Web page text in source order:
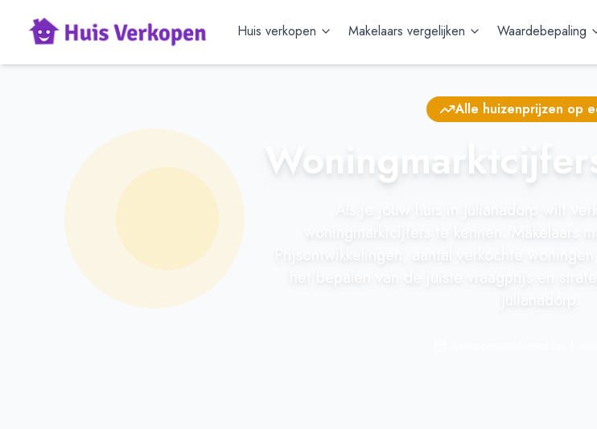
Huis verkopen Makelaars vergelijken Waardebepaling
Alle huizenprijzen op